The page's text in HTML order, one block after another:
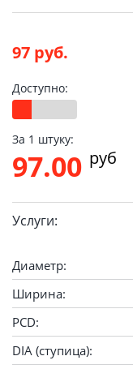
97 руб.
Доступно:
За 1 штуку:
97.00 pуб
Услуги:
Диаметр:
Ширина:
PCD:
DIA (ступица):